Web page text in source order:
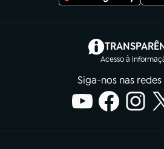
Acesso à
(abre
Siga-nos nas